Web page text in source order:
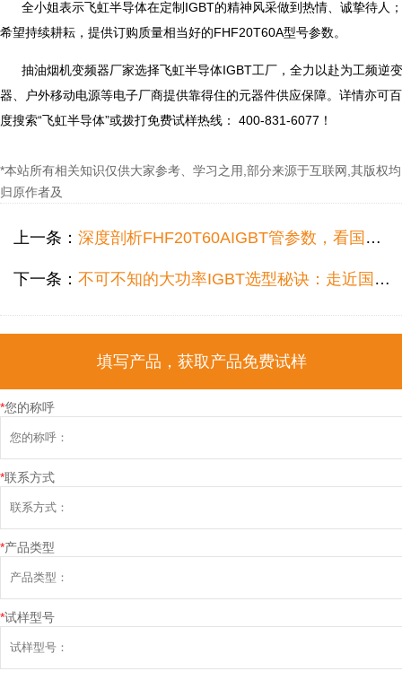
全小姐表示飞虹半导体在定制IGBT的精神风采做到热情、诚挚待人；
希望持续耕耘，提供订购质量相当好的FHF20T60A型号参数。
抽油烟机变频器厂家选择飞虹半导体IGBT工厂，全力以赴为工频逆变
器、户外移动电源等电子厂商提供靠得住的元器件供应保障。详情亦可百
度搜索“飞虹半导体”或拨打免费试样热线： 400-831-6077！
*本站所有相关知识仅供大家参考、学习之用,部分来源于互联网,其版权均
归原作者及
上一条： 深度剖析FHF20T60AIGBT管参数，看国内怎么撼动全球品质
下一条： 不可不知的大功率IGBT选型秘诀：走近国产品牌FHA25T120A参数性能
填写产品，获取产品免费试样
*您的称呼
*联系方式
*产品类型
*试样型号